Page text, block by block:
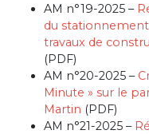
AM n°19-2025 –
du stationnement
travaux de
(PDF)
AM n°20-2025 –
Minute » sur le
Martin (PDF)
AM n°21-2025 –